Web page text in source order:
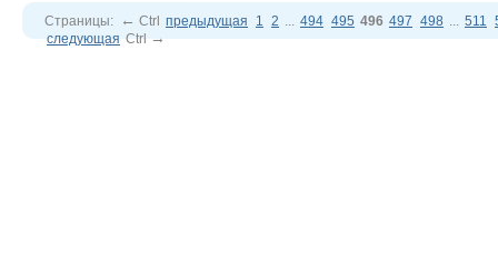
Страницы: ← Ctrl предыдущая 1 2 ... 494 495 496 497 498 ... 511
следующая Ctrl →